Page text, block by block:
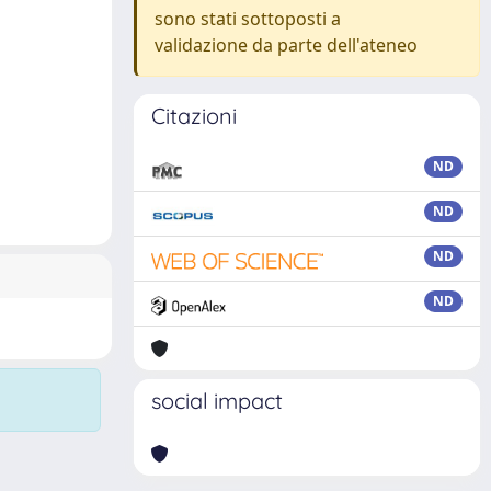
sono stati sottoposti a
validazione da parte dell'ateneo
Citazioni
ND
ND
ND
ND
social impact